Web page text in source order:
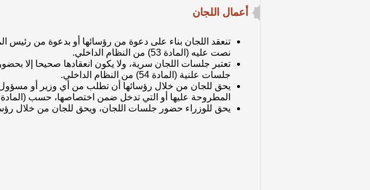
أعمال اللجان
تنعقد اللجان بناء على دعوة من رؤسائها أو بدعوة من
نصت عليه (المادة 53) من النظام الداخلي.
تعتبر جلسات اللجان سرية، ولا يكون انعقادها صحيحا إلا
جلسات علنية (المادة 54) من النظام الداخلي.
يحق للجان من خلال رؤسائها أن تطلب من أي وزير أو
المطروحة عليها أو التي تدخل ضمن اختصاصها، حسب (المادة 57) من النظام الداخلي.
يحق للوزراء حضور جلسات اللجان، ويحق للجان من خلال